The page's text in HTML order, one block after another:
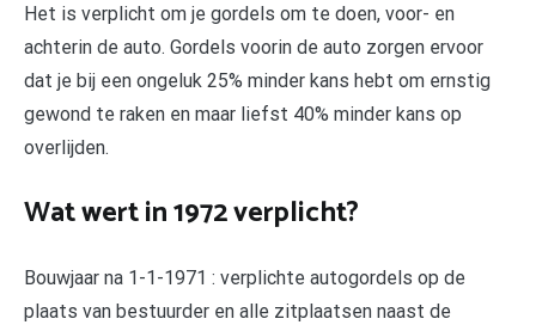
Het is verplicht om je gordels om te doen, voor- en
achterin de auto. Gordels voorin de auto zorgen ervoor
dat je bij een ongeluk 25% minder kans hebt om ernstig
gewond te raken en maar liefst 40% minder kans op
overlijden.
Wat wert in 1972 verplicht?
Bouwjaar na 1-1-1971 : verplichte autogordels op de
plaats van bestuurder en alle zitplaatsen naast de